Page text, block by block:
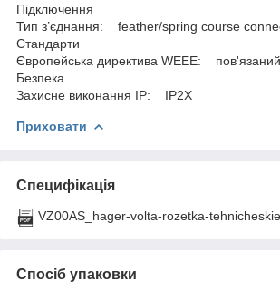
Підключення
Тип з’єднання: feather/spring course
Стандарти
Європейська директива WEEE: пов'язаний
Безпека
Захисне виконання ІР: IP2X
Приховати
Специфікація
VZ00AS_hager-volta-rozetka-
Спосіб упаковки